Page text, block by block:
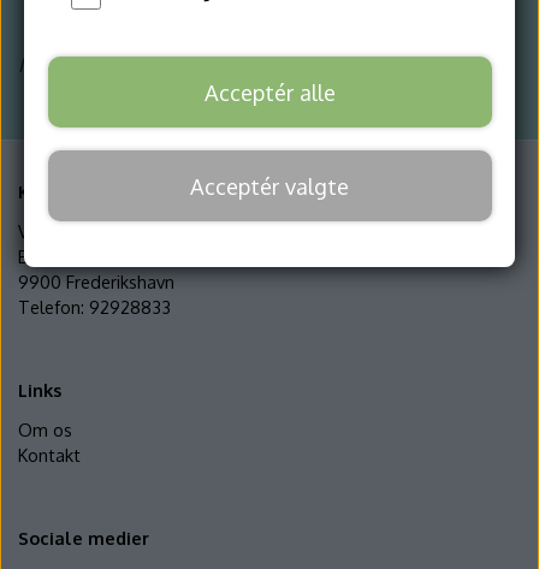
Kontakt
Ingen varer i denne kategori
Kontaktoplysninger
Vendia Dyreklinik
Brønderslevvej 100
9900 Frederikshavn
Telefon: 92928833
Links
Om os
Kontakt
Sociale medier
Acceptér alle
Acceptér valgte